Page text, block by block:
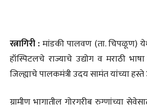
रत्नागिरी : मांडकी पालवण (ता. चिपळूण)
हॉस्पिटलचे राज्याचे उद्योग व मराठी भाषा
जिल्ह्याचे पालकमंत्री उदय सामंत यांच्या
ग्रामीण भागातील गोरगरीब रुग्णांच्या